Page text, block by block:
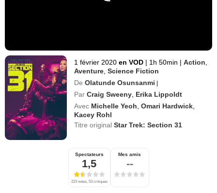
1 février 2020 en VOD | 1h 50min | Action
Aventure ,Science Fiction
De Olatunde Osunsanmi |
Par Craig Sweeny Erika Lippoldt
Avec Michelle Yeoh ,Omari Hardwick
Kacey Rohl
Titre originalStar Trek: Section 31
Spectateurs
1,5
223 notes, 53 critiques
Mes amis
--